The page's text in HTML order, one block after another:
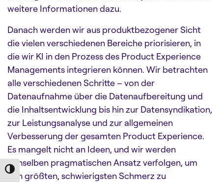
Toggle High Contrast
weitere Informationen dazu.
Danach werden wir aus produktbezogener Sicht
die vielen verschiedenen Bereiche priorisieren, in
die wir KI in den Prozess des Product Experience
Managements integrieren können. Wir betrachten
alle verschiedenen Schritte – von der
Datenaufnahme über die Datenaufbereitung und
die Inhaltsentwicklung bis hin zur Datensyndikation,
zur Leistungsanalyse und zur allgemeinen
Verbesserung der gesamten Product Experience.
Es mangelt nicht an Ideen, und wir werden
denselben pragmatischen Ansatz verfolgen, um
den größten, schwierigsten Schmerz zu